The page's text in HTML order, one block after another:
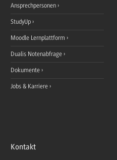
Ansprechpersonen
StudyUp
Moodle Lernplattform
Dualis Notenabfrage
Dokumente
Jobs & Karriere
Kontakt